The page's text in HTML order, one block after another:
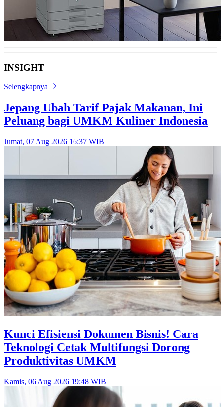
INSIGHT
Selengkapnya
Jepang Ubah Tarif Pajak Makanan, Ini
Peluang bagi UMKM Kuliner Indonesia
Jumat, 07 Aug 2026 16:37 WIB
Kunci Efisiensi Dokumen Bisnis! Cara
Teknologi Cetak Multifungsi Dorong
Produktivitas UMKM
Kamis, 06 Aug 2026 19:48 WIB